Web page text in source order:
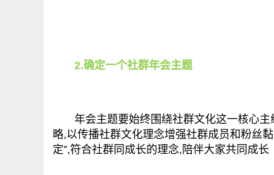
2.确定一个社群年会主题
年会主题要始终围绕社群文化这一核心主
略,以传播社群文化理念增强社群成员和粉丝
定”,符合社群同成长的理念,陪伴大家共同成长